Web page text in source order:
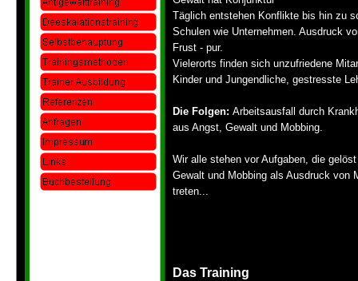
Täglich entstehen Konflikte bis hin zu
Schulen wie Unternehmen. Ausdruck
Frust - pur.
Vielerorts finden sich unzufriedene
Kinder und Jungendliche, gestresste
Die Folgen: Arbeitsausfall durch
aus Angst, Gewalt und Mobbing.
Wir alle stehen vor Aufgaben, die
Gewalt und Mobbing als Ausdruck von
treten...
Das Training